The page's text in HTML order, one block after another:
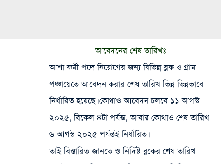
আবেদনের শেষ তারিখঃ
আশা কর্মী পদে নিয়োগের জন্য বিভিন্ন ব্লক ও গ্রাম
পঞ্চায়েতে আবেদন করার শেষ তারিখ ভিন্ন ভিন্নভাবে
নির্ধারিত হয়েছে। কোথাও আবেদন চলবে ১১ আগস্ট
২০২৫, বিকেল ৪টা পর্যন্ত, আবার কোথাও শেষ তারিখ
৬ আগস্ট ২০২৫ পর্যন্তই নির্ধারিত।
তাই বিস্তারিত জানতে ও নির্দিষ্ট ব্লকের শেষ তারিখ